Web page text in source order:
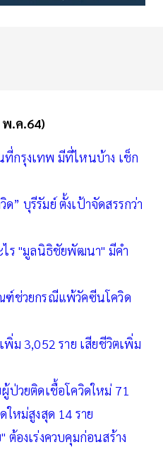
พ.ค.64)
กรุงเทพ มีที่ไหนบ้าง เช็ก
” บุรีรัมย์ ตั้งเป้าจัดสรรกว่า
ร "มูลนิธิชัยพัฒนา" มีคำ
ฑ์ช่วยกรณีแพ้วัคซีนโควิด
ม 3,052 ราย เสียชีวิตเพิ่ม
วยติดเชื้อโควิดใหม่ 71
ใหม่สูงสุด 14 ราย
องเร่งควบคุมก่อนสร้าง